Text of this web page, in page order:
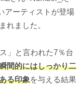
アーティストが登場
れました。
」と言われた7％台
間的にはしっかり二
る印象を与える結果